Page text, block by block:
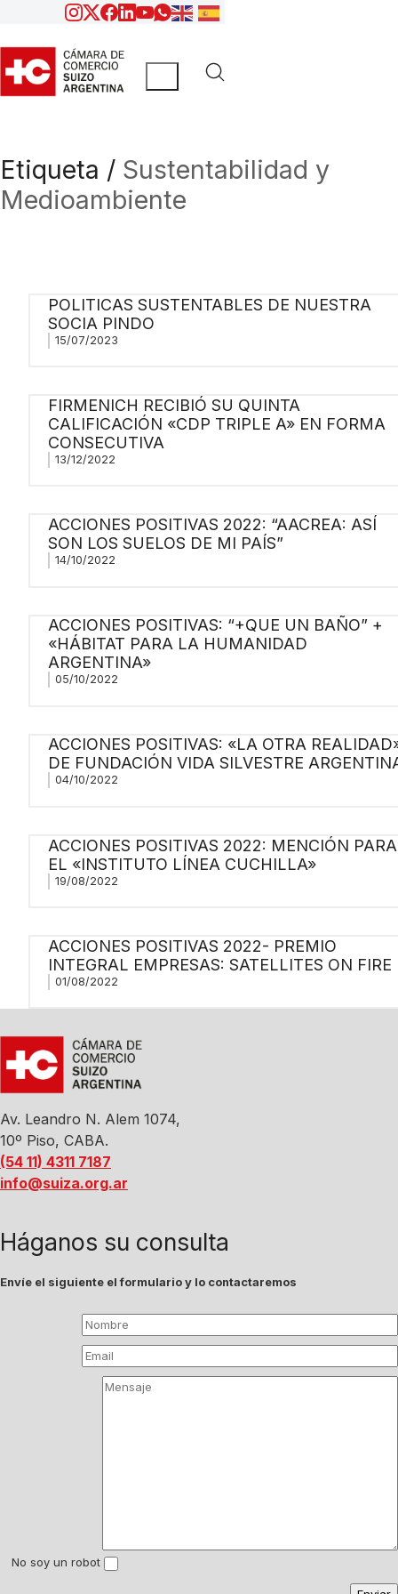
Etiqueta / Sustentabilidad y
Medioambiente
POLITICAS SUSTENTABLES DE NUESTRA
SOCIA PINDO
15/07/2023
FIRMENICH RECIBIÓ SU QUINTA
CALIFICACIÓN «CDP TRIPLE A» EN FORMA
CONSECUTIVA
13/12/2022
ACCIONES POSITIVAS 2022: “AACREA: ASÍ
SON LOS SUELOS DE MI PAÍS”
14/10/2022
ACCIONES POSITIVAS: “+QUE UN BAÑO” +
«HÁBITAT PARA LA HUMANIDAD
ARGENTINA»
05/10/2022
ACCIONES POSITIVAS: «LA OTRA
DE FUNDACIÓN VIDA SILVESTRE
04/10/2022
ACCIONES POSITIVAS 2022: MENCIÓN PARA
EL «INSTITUTO LÍNEA CUCHILLA»
19/08/2022
ACCIONES POSITIVAS 2022- PREMIO
INTEGRAL EMPRESAS: SATELLITES ON FIRE
01/08/2022
Av. Leandro N. Alem 1074,
10º Piso, CABA.
(54 11) 4311 7187
info@suiza.org.ar
Háganos su consulta
Envíe el siguiente el formulario y lo contactaremos
No soy un robot